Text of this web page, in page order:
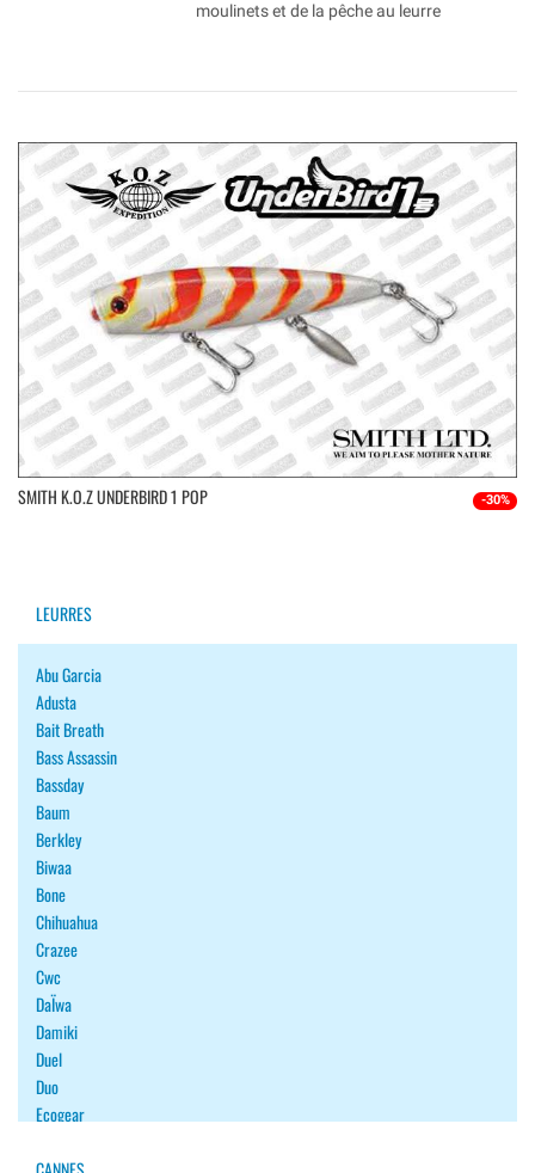
moulinets et de la pêche au leurre
SMITH K.O.Z UNDERBIRD 1 POP -30%
LEURRES
Abu Garcia
Adusta
Bait Breath
Bass Assassin
Bassday
Baum
Berkley
Biwaa
Bone
Chihuahua
Crazee
Cwc
DaÏwa
Damiki
Duel
Duo
Ecogear